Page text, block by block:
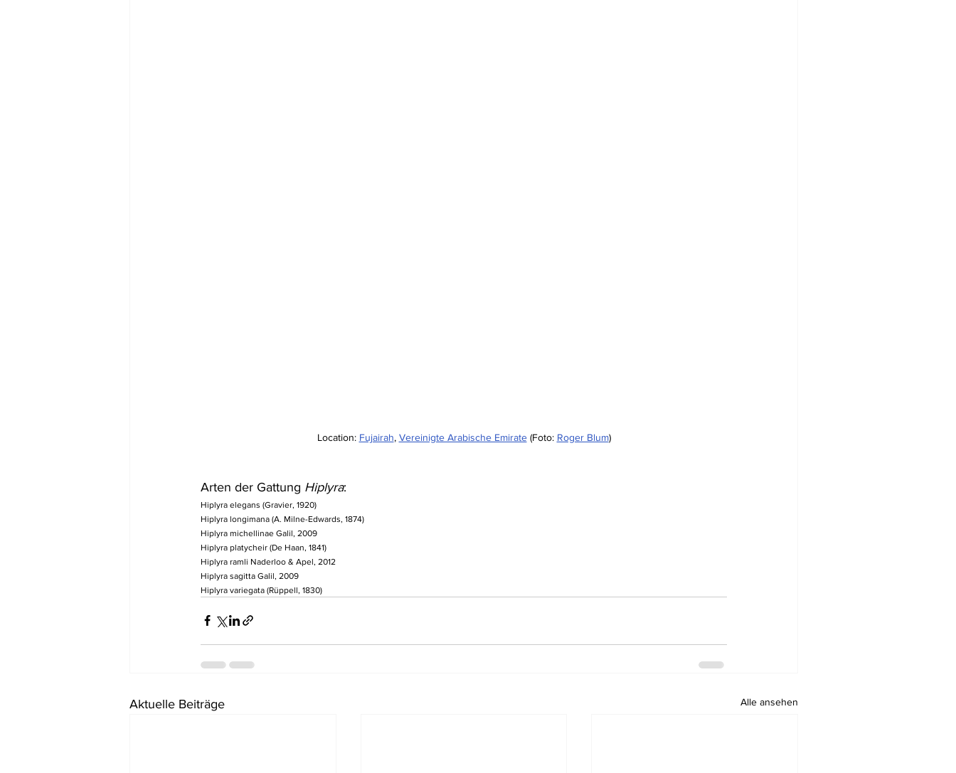
Location: Fujairah, Vereinigte Arabische Emirate (Foto: Roger Blum)
Arten der Gattung Hiplyra:
Hiplyra elegans (Gravier, 1920)
Hiplyra longimana (A. Milne-Edwards, 1874)
Hiplyra michellinae Galil, 2009
Hiplyra platycheir (De Haan, 1841)
Hiplyra ramli Naderloo & Apel, 2012
Hiplyra sagitta Galil, 2009
Hiplyra variegata (Rüppell, 1830)
Aktuelle Beiträge Alle ansehen